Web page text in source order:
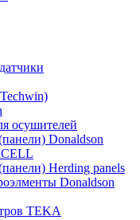
осушителей
Donaldson
Herding panels
Donaldson
TEKA